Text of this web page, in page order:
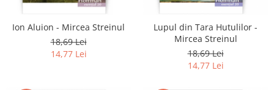
Ion Aluion - Mircea Streinul
18,69 Lei
14,77 Lei
Lupul din Tara Hutulilor -
Mircea Streinul
18,69 Lei
14,77 Lei